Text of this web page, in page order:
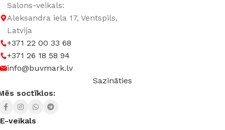
Salons-veikals:
Aleksandra iela 17, Ventspils,
Latvija
+371 22 00 33 68
+371 26 18 58 94
info@buvmark.lv
Sazināties
soctīklos:
E-veikals